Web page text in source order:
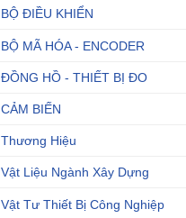
BỘ ĐIỀU KHIỂN
BỘ MÃ HÓA - ENCODER
ĐỒNG HỒ - THIẾT BỊ ĐO
CẢM BIẾN
Thương Hiệu
Vật Liệu Ngành Xây Dựng
Vật Tư Thiết Bị Công Nghiệp